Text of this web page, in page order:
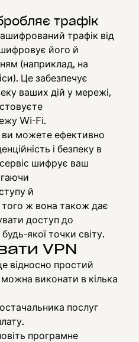
трафік
трафік від
його й
(наприклад, на
Це забезпечує
ваших дій у мережі,
Wi-Fi.
можете ефективно
і безпеку в
сервіс шифрує ваш
й
ж вона також дає
доступ до
будь-якої точки світу.
VPN
відносно простий
виконати в кілька
послуг
програмне